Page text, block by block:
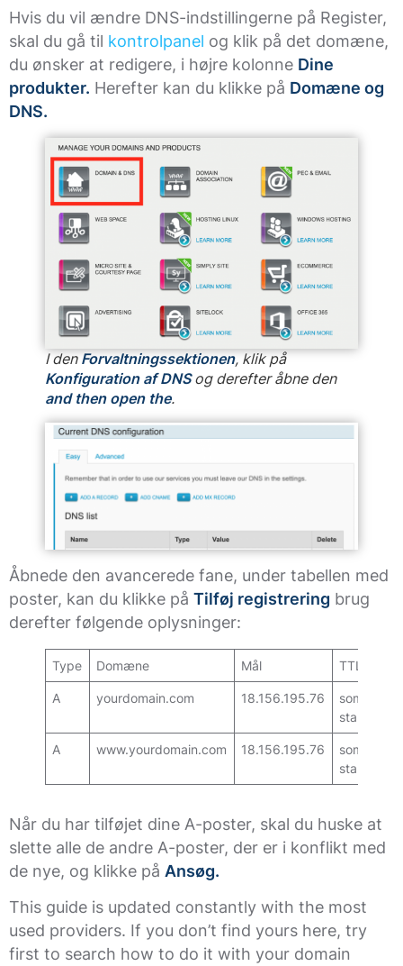
Hvis du vil ændre DNS-indstillingerne på Register,
skal du gå til kontrolpanel og klik på det domæne,
du ønsker at redigere, i højre kolonne Dine
produkter. Herefter kan du klikke på Domæne og
DNS.
I denForvaltningssektionen, klik på
Konfiguration af DNSog derefter åbne den
and then open the.
Åbnede den avancerede fane, under tabellen med
poster, kan du klikke på Tilføj registrering brug
derefter følgende oplysninger:
Type Domæne Mål TTL
A yourdomain.com 18.156.195.76
som
standard
A www.yourdomain.com 18.156.195.76
som
standard
Når du har tilføjet dine A-poster, skal du huske at
slette alle de andre A-poster, der er i konflikt med
de nye, og klikke på Ansøg.
This guide is updated constantly with the most
used providers. If you don’t find yours here, try
first to search how to do it with your domain